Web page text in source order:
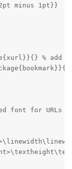
minus 1pt}}
% add
font for URLs